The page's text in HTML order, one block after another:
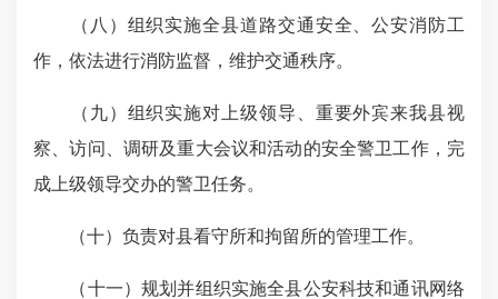
（八）组织实施全县道路交通安全、公安消防工
作，依法进行消防监督，维护交通秩序。
（九）组织实施对上级领导、重要外宾来我县视
察、访问、调研及重大会议和活动的安全警卫工作，完
成上级领导交办的警卫任务。
（十）负责对县看守所和拘留所的管理工作。
（十一）规划并组织实施全县公安科技和通讯网络